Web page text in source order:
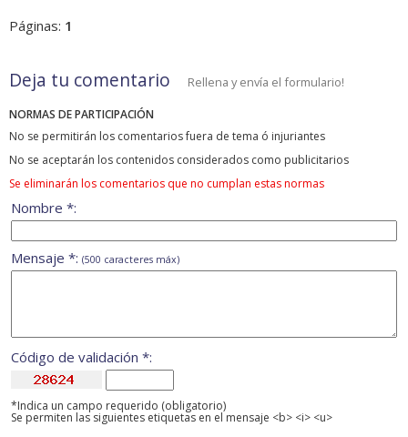
Páginas: 1
Deja tu comentario Rellena y envía el formulario!
NORMAS DE PARTICIPACIÓN
No se permitirán los comentarios fuera de tema ó injuriantes
No se aceptarán los contenidos considerados como publicitarios
Se eliminarán los comentarios que no cumplan estas normas
Nombre *:
Mensaje *: (500 caracteres máx)
Código de validación *:
*Indica un campo requerido (obligatorio)
Se permiten las siguientes etiquetas en el mensaje <b> <i> <u>